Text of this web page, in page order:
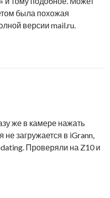
была похожая
версии mail.ru.
же в камере нажать
не загружается в iGrann,
Проверяли на Z10 и